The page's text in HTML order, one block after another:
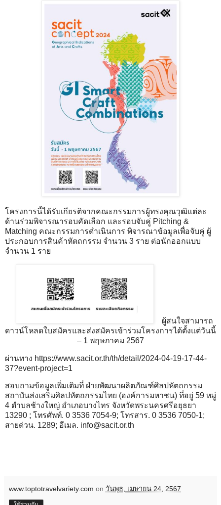
โครงการนี้ได้รับเกียรติจากคณะกรรมการผู้ทรงคุณวุฒิแต่ละ
ด้านร่วมพิจารณารอบคัดเลือก และรอบจับคู่ Pitching &
Matching คณะกรรมการดำเนินการ พิจารณาข้อมูลเพื่อจับคู่ ผู้
ประกอบการสินค้าหัตถกรรม จำนวน 3 ราย ต่อนักออกแบบ
จำนวน 1 ราย
ผู้สนใจสามารถ
ดาวน์โหลดใบสมัครและส่งสมัครเข้าร่วมโครงการได้ตั้งแต่วันนี้
– 1 พฤษภาคม 2567
ผ่านทาง https://www.sacit.or.th/th/detail/2024-04-19-17-44-
37?event-project=1
สอบถามข้อมูลเพิ่มเติมที่ ฝ่ายพัฒนาผลิตภัณฑ์ศิลปหัตถกรรม
สถาบันส่งเสริมศิลปหัตถกรรมไทย (องค์การมหาชน) ที่อยู่ 59 หมู่
4 ตำบลช้างใหญ่ อำเภอบางไทร จังหวัดพระนครศรีอยุธยา
13290 ; โทรศัพท์. 0 3536 7054-9; โทรสาร. 0 3536 7050-1;
สายด่วน. 1289; อีเมล. info@sacit.or.th
www.toptotravelvariety.com on วันพุธ, เมษายน 24, 2567